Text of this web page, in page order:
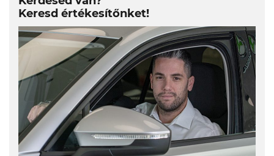
Keresd értékesítőnket!